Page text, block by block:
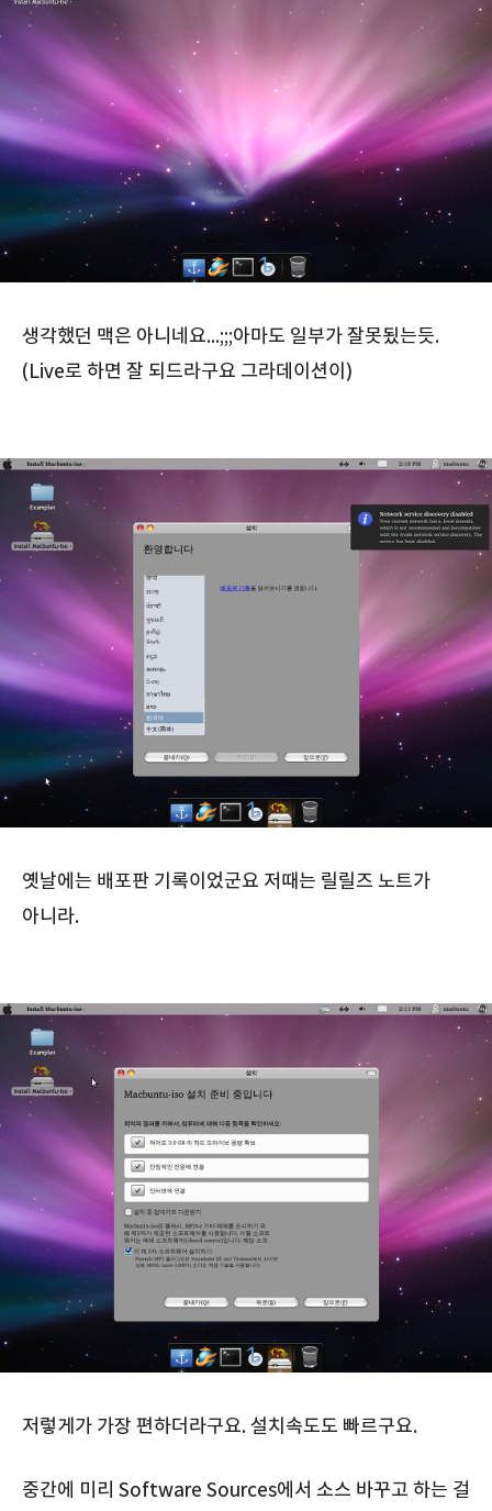
생각했던 맥은 아니네요...;;;아마도 일부가 잘못됬는듯.
(Live로 하면 잘 되드라구요 그라데이션이)
옛날에는 배포판 기록이었군요 저때는 릴릴즈 노트가
아니라.
저렇게가 가장 편하더라구요. 설치속도도 빠르구요.
중간에 미리 Software Sources에서 소스 바꾸고 하는 걸